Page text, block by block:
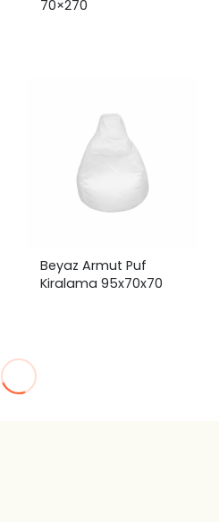
70×270
Beyaz Armut Puf
Kiralama 95x70x70